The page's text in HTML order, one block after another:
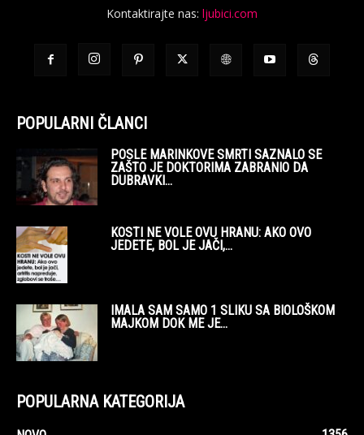
Kontaktirajte nas: ljubici.com
POPULARNI ČLANCI
POSLE MARINKOVE SMRTI SAZNALO SE
ZAŠTO JE DOKTORIMA ZABRANIO DA
DUBRAVKI...
KOSTI NE VOLE OVU HRANU: AKO OVO
JEDETE, BOL JE JAČI,...
IMALA SAM SAMO 1 SLIKU SA BIOLOŠKOM
MAJKOM DOK ME JE...
POPULARNA KATEGORIJA